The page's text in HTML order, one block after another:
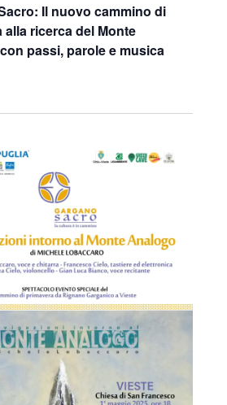
Il nuovo cammino di
alla ricerca del Monte
passi, parole e musica